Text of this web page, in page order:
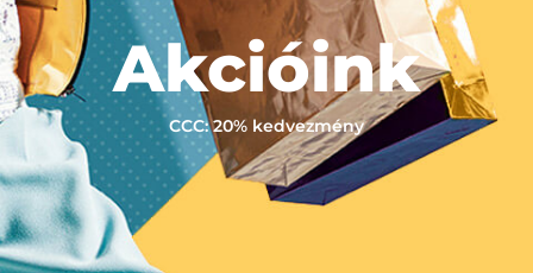
Akcióink
CCC: 20% kedvezmény